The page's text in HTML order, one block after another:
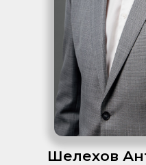
Шелехов